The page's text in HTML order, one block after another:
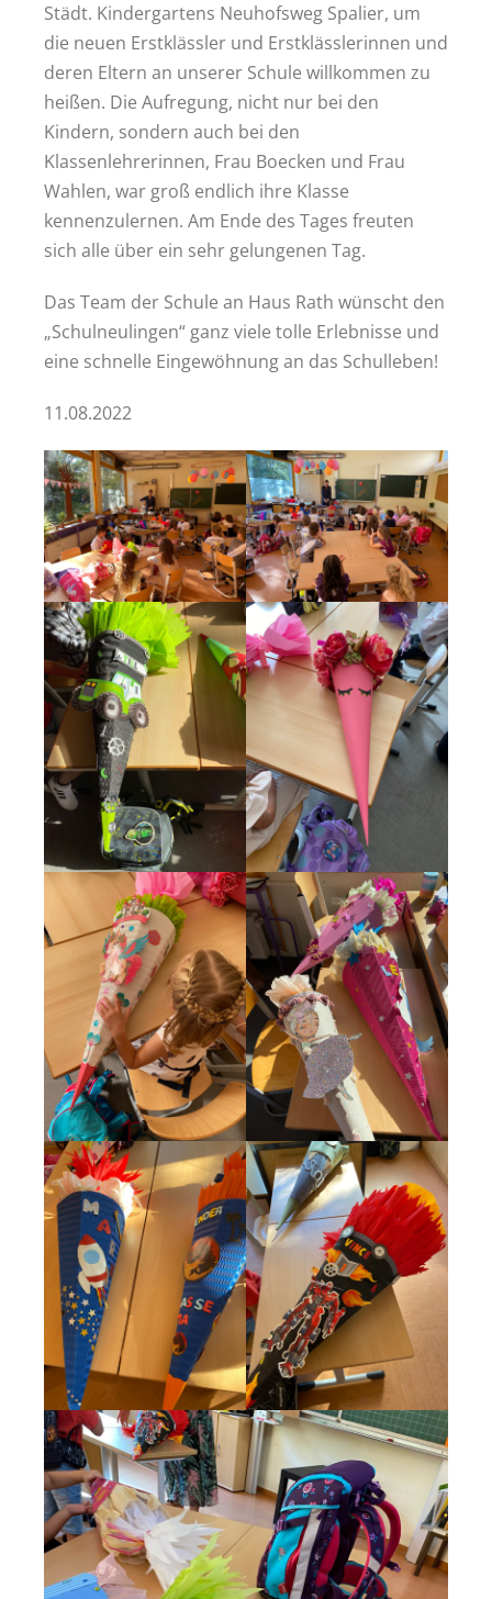
Städt. Kindergartens Neuhofsweg Spalier, um
die neuen Erstklässler und Erstklässlerinnen und
deren Eltern an unserer Schule willkommen zu
heißen. Die Aufregung, nicht nur bei den
Kindern, sondern auch bei den
Klassenlehrerinnen, Frau Boecken und Frau
Wahlen, war groß endlich ihre Klasse
kennenzulernen. Am Ende des Tages freuten
sich alle über ein sehr gelungenen Tag.
Das Team der Schule an Haus Rath wünscht den
„Schulneulingen“ ganz viele tolle Erlebnisse und
eine schnelle Eingewöhnung an das Schulleben!
11.08.2022